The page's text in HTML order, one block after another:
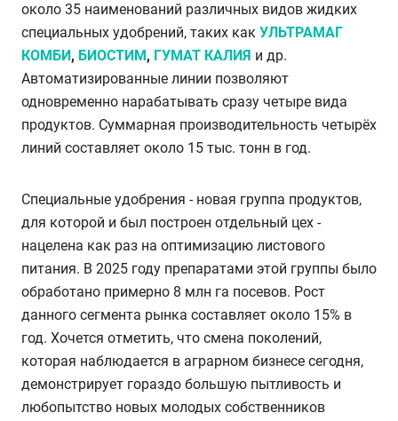
около 35 наименований различных видов жидких
специальных удобрений, таких как УЛЬТРАМАГ
КОМБИ , БИОСТИМ , ГУМАТ КАЛИЯ и др.
Автоматизированные линии позволяют
одновременно нарабатывать сразу четыре вида
продуктов. Суммарная производительность четырёх
линий составляет около 15 тыс. тонн в год.
Специальные удобрения - новая группа продуктов,
для которой и был построен отдельный цех -
нацелена как раз на оптимизацию листового
питания. В 2025 году препаратами этой группы было
обработано примерно 8 млн га посевов. Рост
данного сегмента рынка составляет около 15% в
год. Хочется отметить, что смена поколений,
которая наблюдается в аграрном бизнесе сегодня,
демонстрирует гораздо большую пытливость и
любопытство новых молодых собственников